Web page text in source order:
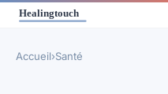
Accueil›Santé